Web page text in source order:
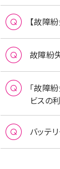
【故障
故障紛
「故障
ビスの
バッテ